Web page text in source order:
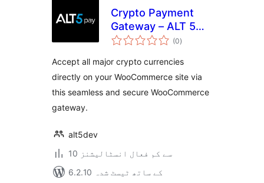
Crypto Payment
Gateway – ALT 5
Pay
(0مجموعی
درجہ
)
Accept all major crypto currencies
directly on your WooCommerce site via
this seamless and secure WooCommerce
gateway.
alt5dev
10 سے کم فعال انسٹالیشنز
6.2.10 کے ساتھ ٹیسٹ شدہ